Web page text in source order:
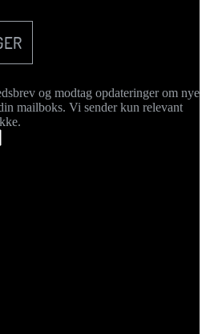
og modtag opdateringer om nye
mailboks. Vi sender kun relevant